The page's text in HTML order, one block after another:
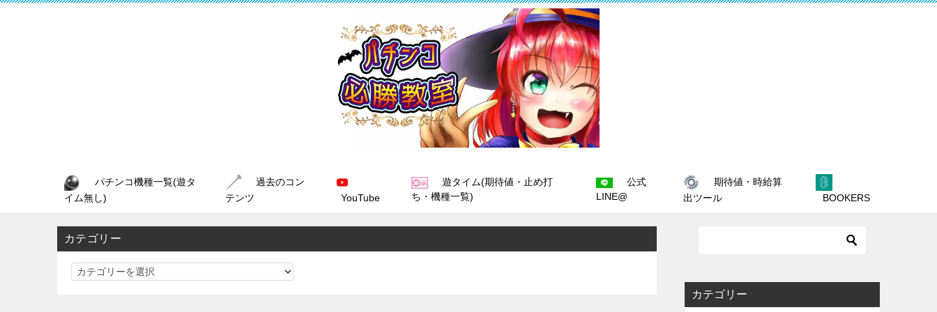
パチンコ機種一覧(遊タ
イム無し)
過去のコン
テンツ
YouTube
遊タイム(期待値・止め打
ち・機種一覧)
公式
LINE@
期待値・時給算
出ツール
BOOKERS
カテゴリー
カ
カテゴリー